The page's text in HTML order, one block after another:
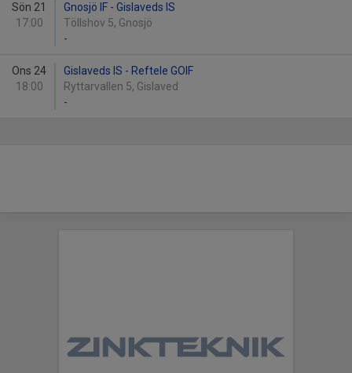
Sön 21
17:00
Gnosjö IF - Gislaveds IS
Töllshov 5, Gnosjö
-
Ons 24
18:00
Gislaveds IS - Reftele GOIF
Ryttarvallen 5, Gislaved
-